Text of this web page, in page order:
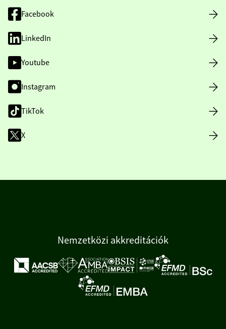
Facebook
LinkedIn
Youtube
Instagram
TikTok
X
Nemzetközi akkreditációk